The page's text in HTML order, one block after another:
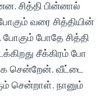
சித்தி பின்னால்
வரை சித்தியின்
போகும் போதே சித்தி
சீக்கிரம் போ
சென்றேன். வீட்டை
சென்றாள். நானும்